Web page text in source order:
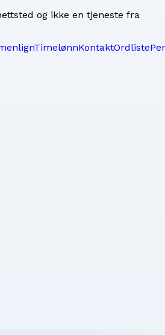
og ikke en tjeneste fra
TimelønnKontaktOrdliste